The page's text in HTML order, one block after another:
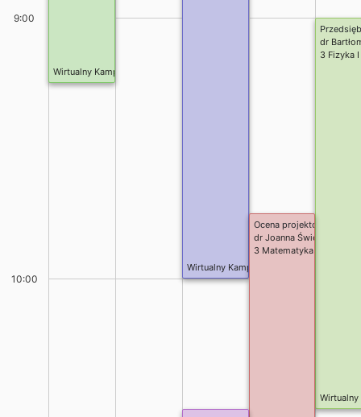
9:00
10:00
Wirtualny Kampus/Teams
Wirtualny Kampus/Teams
dr
3 Fizyka
Ocena projektów
dr Joanna Świerk
3 Matematyka w